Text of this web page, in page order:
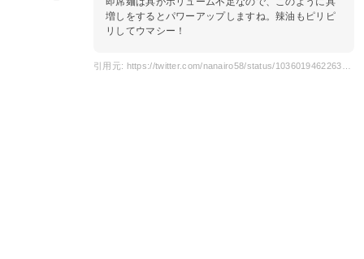
増しをするとパワーアップしますね。辣油もピリピ
リしてウマシー！